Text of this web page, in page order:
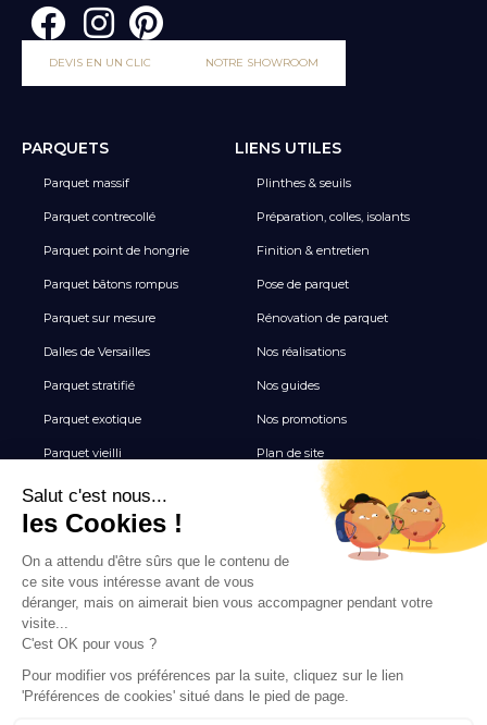
DEVIS EN UN CLIC NOTRE SHOWROOM
PARQUETS
Parquet massif
Parquet contrecollé
Parquet point de hongrie
Parquet bâtons rompus
Parquet sur mesure
Dalles de Versailles
Parquet stratifié
Parquet exotique
Parquet vieilli
Revêtement de sol vinyle
Terrasse
Tous les Carrelages
LIENS UTILES
Plinthes & seuils
Préparation, colles, isolants
Finition & entretien
Pose de parquet
Rénovation de parquet
Nos réalisations
Nos guides
Nos promotions
Plan de site
NEWSLETTER
Inscrivez-vous pour recevoir nos inspirations, nouveautés
et offres exclusives parquet.